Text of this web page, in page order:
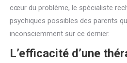
cœur du problème, le spécialiste
psychiques possibles des parents
inconsciemment sur ce dernier.
L’efficacité d’une